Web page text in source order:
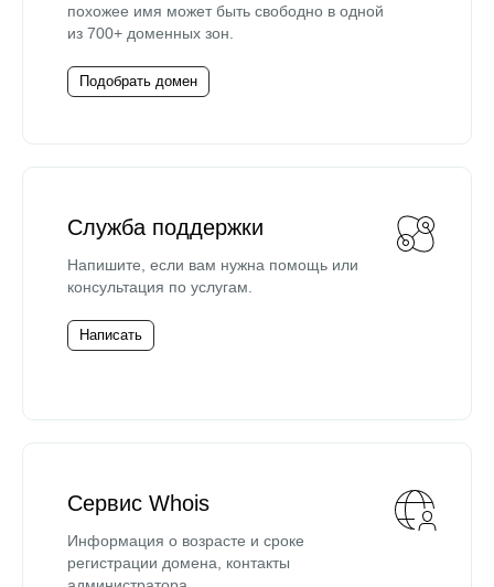
похожее имя может быть свободно в одной
из 700+ доменных зон.
Подобрать домен
Служба поддержки
Напишите, если вам нужна помощь или
консультация по услугам.
Написать
Сервис Whois
Информация о возрасте и сроке
регистрации домена, контакты